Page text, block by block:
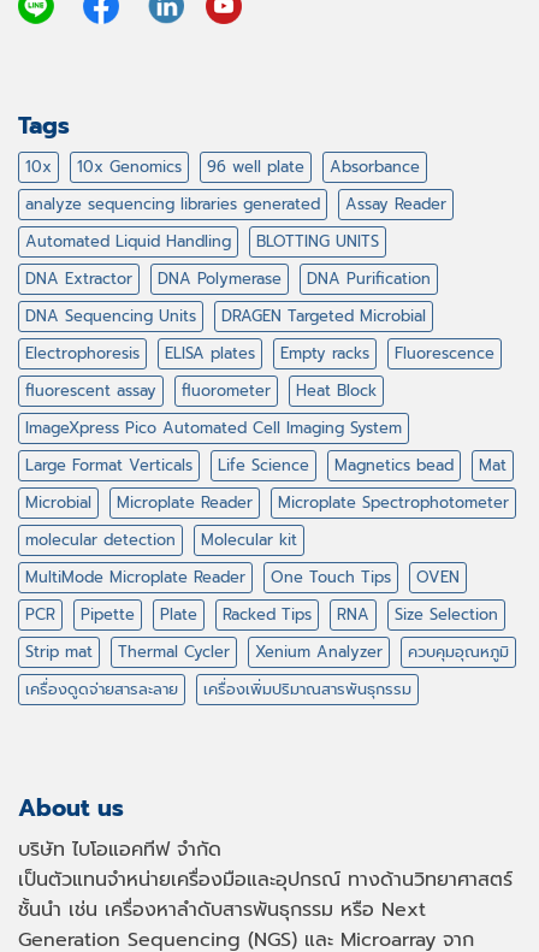
Tags
10x 10x Genomics 96 well plate
Absorbance
analyze sequencing libraries generated
Assay Reader
Automated Liquid Handling
BLOTTING UNITS
DNA Extractor
DNA Polymerase
DNA Purification
DNA Sequencing Units
DRAGEN Targeted Microbial
Electrophoresis
ELISA plates Empty racks
Fluorescence
fluorescent assay
fluorometer
Heat Block
ImageXpress Pico Automated Cell Imaging System
Large Format Verticals
Life Science Magnetics bead
Mat
Microbial
Microplate Reader
Microplate Spectrophotometer
molecular detection
Molecular kit
MultiMode Microplate Reader
One Touch Tips
OVEN
PCR
Pipette Plate Racked Tips RNA
Size Selection
Strip mat
Thermal Cycler Xenium Analyzer
ควบคุมอุณหภูมิ
เครื่องดูดจ่ายสารละลาย
เครื่องเพิ่มปริมาณสารพันธุกรรม
About us
บริษัท ไบโอแอคทีฟ จำกัด
เป็นตัวแทนจำหน่ายเครื่องมือและอุปกรณ์ ทางด้านวิทยาศาสตร์
ชั้นนำ เช่น เครื่องหาลำดับสารพันธุกรรม หรือ Next
Generation Sequencing (NGS) และ Microarray จาก